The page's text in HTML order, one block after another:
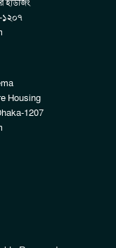
হাউজিং
১২০৭
Housing
1207